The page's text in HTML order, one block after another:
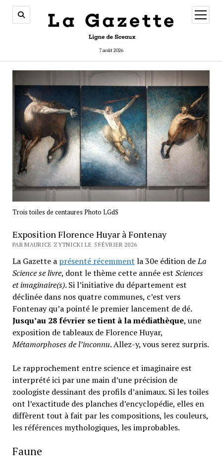
7 août 2026
ouvrir
menu
Trois toiles de centaures Photo LGdS
Exposition Florence Huyar à Fontenay
PAR MAURICE ZYTNICKI LE 5 FÉVRIER 2026
La Gazette a présenté récemment la 30e édition deLa
Science se livre, dont le thème cette année est Sciences
et imaginaire(s). Si l’initiative du département est
déclinée dans nos quatre communes, c’est vers
Fontenay qu’a pointé le premier lancement de dé.
Jusqu’au 28 février se tient à la médiathèque, une
exposition de tableaux de Florence Huyar,
Métamorphoses de l’inconnu. Allez-y, vous serez surpris.
Le rapprochement entre science et imaginaire est
interprété ici par une main d’une précision de
zoologiste dessinant des profils d’animaux. Si les toiles
ont l’exactitude des planches d’encyclopédie, elles en
diffèrent tout à fait par les compositions, les couleurs,
les références mythologiques, les improbables.
Faune